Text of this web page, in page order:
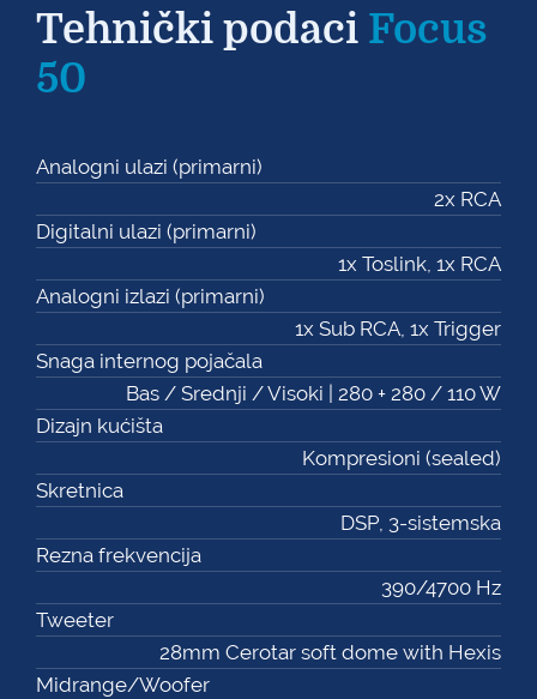
Tehnički podaci Focus
50
Analogni ulazi (primarni)
2x RCA
Digitalni ulazi (primarni)
1x Toslink, 1x RCA
Analogni izlazi (primarni)
1x Sub RCA, 1x Trigger
Snaga internog pojačala
Bas / Srednji / Visoki | 280 + 280 / 110 W
Dizajn kućišta
Kompresioni (sealed)
Skretnica
DSP, 3-sistemska
Rezna frekvencija
390/4700 Hz
Tweeter
28mm Cerotar soft dome with Hexis
Midrange/Woofer